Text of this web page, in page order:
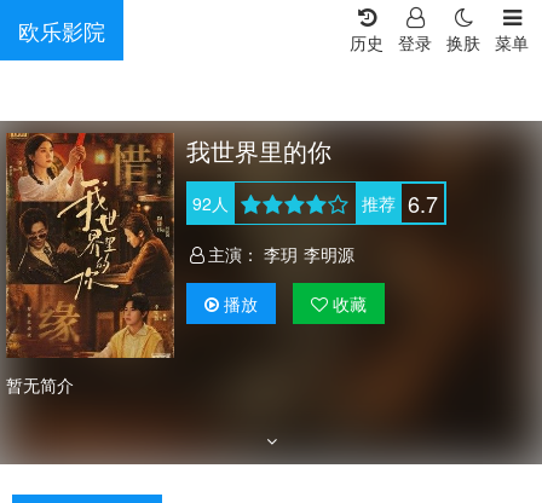
欧乐影院 菜单
换肤
登录
历史
我世界里的你
92人 推荐 6.7
主演： 李玥 李明源
播放 收藏
暂无简介